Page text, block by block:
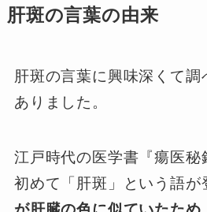
肝斑の言葉の由来
肝斑の言葉に興味深くて調
ありました。
江戸時代の医学書『瘍医
初めて「肝斑」という語が